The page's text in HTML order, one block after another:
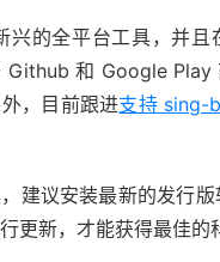
兴的全平台工具，并且
和 Google Play
，目前跟进支持 sing-
建议安装最新的发行
更新，才能获得最佳的